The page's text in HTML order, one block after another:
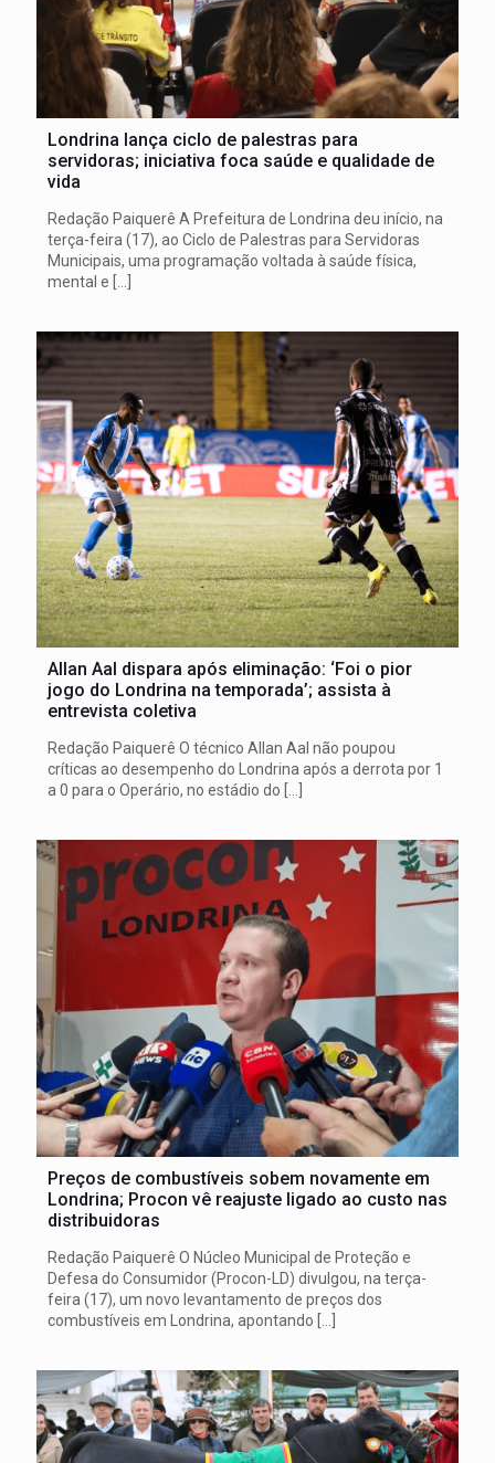
Londrina lança ciclo de palestras para
servidoras; iniciativa foca saúde e qualidade de
vida
Redação Paiquerê A Prefeitura de Londrina deu início, na
terça-feira (17), ao Ciclo de Palestras para Servidoras
Municipais, uma programação voltada à saúde física,
mental e […]
Allan Aal dispara após eliminação: ‘Foi o pior
jogo do Londrina na temporada’; assista à
entrevista coletiva
Redação Paiquerê O técnico Allan Aal não poupou
críticas ao desempenho do Londrina após a derrota por 1
a 0 para o Operário, no estádio do
Preços de combustíveis sobem novamente em
Londrina; Procon vê reajuste ligado ao custo nas
distribuidoras
Redação Paiquerê O Núcleo Municipal de Proteção e
Defesa do Consumidor (Procon-LD) divulgou, na terça-
feira (17), um novo levantamento de preços dos
combustíveis em Londrina, apontando […]